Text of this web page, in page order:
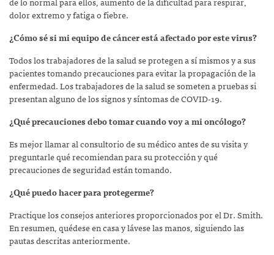
dolor extremo y fatiga o fiebre.
¿Cómo sé si mi equipo de cáncer está afectado por este virus?
Todos los trabajadores de la salud se protegen a sí mismos y a sus
pacientes tomando precauciones para evitar la propagación de la
enfermedad. Los trabajadores de la salud se someten a pruebas si
presentan alguno de los signos y síntomas de COVID-19.
¿Qué precauciones debo tomar cuando voy a mi oncólogo?
Es mejor llamar al consultorio de su médico antes de su visita y
preguntarle qué recomiendan para su protección y qué
precauciones de seguridad están tomando.
¿Qué puedo hacer para protegerme?
Practique los consejos anteriores proporcionados por el Dr. Smith.
En resumen, quédese en casa y lávese las manos, siguiendo las
pautas descritas anteriormente.